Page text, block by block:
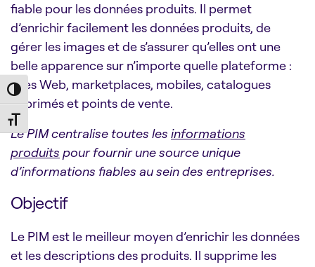
Toggle High Contrast
Toggle Font size
fiable pour les données produits. Il permet
d’enrichir facilement les données produits, de
gérer les images et de s’assurer qu’elles ont une
belle apparence sur n’importe quelle plateforme :
sites Web, marketplaces, mobiles, catalogues
imprimés et points de vente.
Le PIM centralise toutes les informations
produits pour fournir une source unique
d’informations fiables au sein des entreprises.
Objectif
Le PIM est le meilleur moyen d’enrichir les données
et les descriptions des produits. Il supprime les